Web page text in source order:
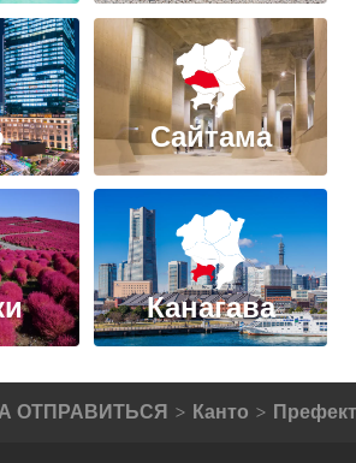
Сайтама
Канагава
ОТПРАВИТЬСЯ Канто